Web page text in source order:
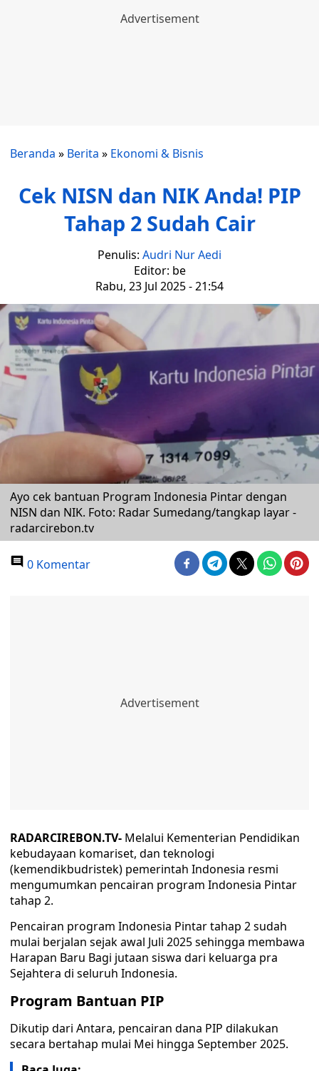
Beranda » Berita » Ekonomi & Bisnis
Cek NISN dan NIK Anda! PIP
Tahap 2 Sudah Cair
Penulis: Audri Nur Aedi
Editor: be
Rabu, 23 Jul 2025 - 21:54
Ayo cek bantuan Program Indonesia Pintar dengan
NISN dan NIK. Foto: Radar Sumedang/tangkap layar -
radarcirebon.tv
0 Komentar
RADARCIREBON.TV- Melalui Kementerian Pendidikan
kebudayaan komariset, dan teknologi
(kemendikbudristek) pemerintah Indonesia resmi
mengumumkan pencairan program Indonesia Pintar
tahap 2.
Pencairan program Indonesia Pintar tahap 2 sudah
mulai berjalan sejak awal Juli 2025 sehingga membawa
Harapan Baru Bagi jutaan siswa dari keluarga pra
Sejahtera di seluruh Indonesia.
Program Bantuan PIP
Dikutip dari Antara, pencairan dana PIP dilakukan
secara bertahap mulai Mei hingga September 2025.